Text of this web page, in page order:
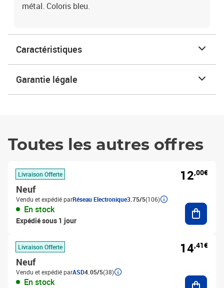
métal. Coloris bleu.
Caractéristiques
Garantie légale
Toutes les autres offres
Livraison Offerte
Neuf
Vendu et expédié parRéseau Electronique3.75/5(106)
En stock
Expédié sous 1 jour
12,00€
Livraison Offerte
Neuf
Vendu et expédié parASD4.05/5(38)
En stock
14,41€